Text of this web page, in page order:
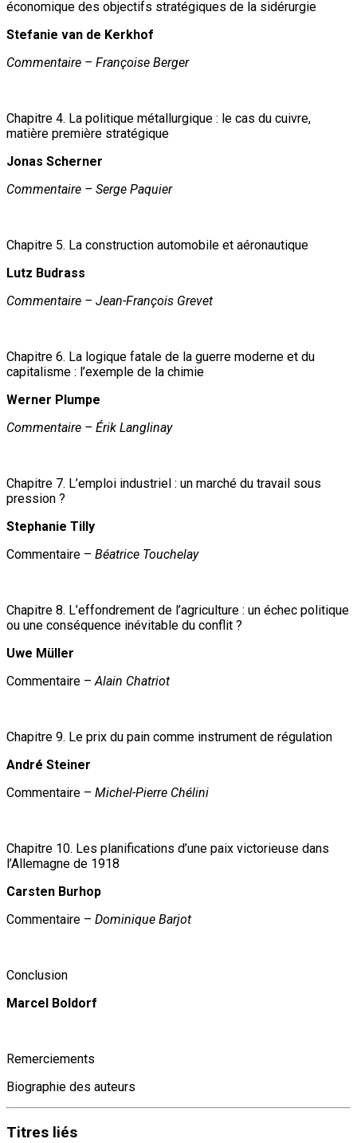
économique des objectifs stratégiques de la sidérurgie
Stefanie van de Kerkhof
Commentaire – Françoise Berger
Chapitre 4. La politique métallurgique : le cas du cuivre,
matière première stratégique
Jonas Scherner
Commentaire – Serge Paquier
Chapitre 5. La construction automobile et aéronautique
Lutz Budrass
Commentaire – Jean-François Grevet
Chapitre 6. La logique fatale de la guerre moderne et du
capitalisme : l’exemple de la chimie
Werner Plumpe
Commentaire – Érik Langlinay
Chapitre 7. L’emploi industriel : un marché du travail sous
pression ?
Stephanie Tilly
Commentaire – Béatrice Touchelay
Chapitre 8. L’effondrement de l’agriculture : un échec politique
ou une conséquence inévitable du conflit ?
Uwe Müller
Commentaire –Alain Chatriot
Chapitre 9. Le prix du pain comme instrument de régulation
André Steiner
Commentaire – Michel-Pierre Chélini
Chapitre 10. Les planifications d’une paix victorieuse dans
l’Allemagne de 1918
Carsten Burhop
Commentaire – Dominique Barjot
Conclusion
Marcel Boldorf
Remerciements
Biographie des auteurs
Titres liés